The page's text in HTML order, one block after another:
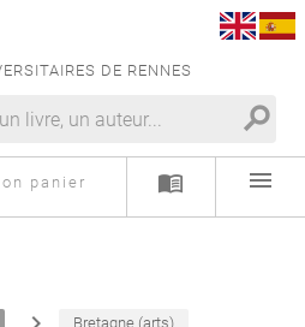
DE RENNES
search
panier menu_book menu
Bretagne (arts)